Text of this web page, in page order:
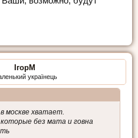
ІгорМ
українець
москве хватает.
без мата и говна